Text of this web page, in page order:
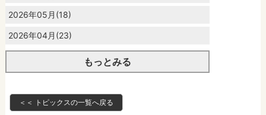
2026年05月(18)
2026年04月(23)
もっとみる
＜＜ トピックスの一覧へ戻る